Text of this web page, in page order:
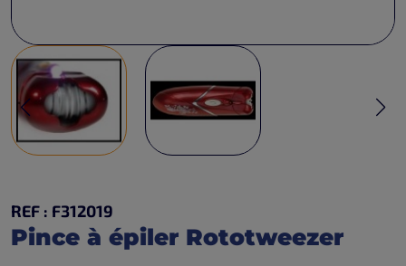
REF : F312019
Pince à épiler Rototweezer